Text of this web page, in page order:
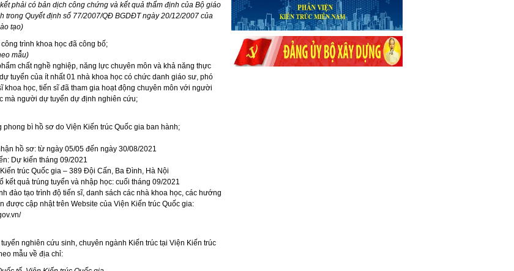
phải có bản dịch công chứng và kết quả thẩm định của Bộ giáo
trong Quyết định số 77/2007/QĐ BGDĐT ngày 20/12/2007 của
tạo)
trình khoa học đã công bố;
mẫu)
chất nghề nghiệp, năng lực chuyên môn và khả năng thực
tuyển của ít nhất 01 nhà khoa học có chức danh giáo sư, phó
khoa học, tiến sĩ đã tham gia hoạt động chuyên môn với người
mà người dự tuyển dự định nghiên cứu;
phong bì hồ sơ do Viện Kiến trúc Quốc gia ban hành;
hồ sơ: từ ngày 05/05 đến ngày 30/08/2021
Dự kiến tháng 09/2021
trúc Quốc gia – 389 Đội Cấn, Ba Đình, Hà Nội
kết quả trúng tuyển và nhập học: cuối tháng 09/2021
đào tạo trình độ tiến sĩ, danh sách các nhà khoa học, các hướng
được cập nhật trên Website của Viện Kiến trúc Quốc gia:
nghiên cứu sinh, chuyên ngành Kiến trúc tại Viện Kiến trúc
mẫu về địa chỉ: